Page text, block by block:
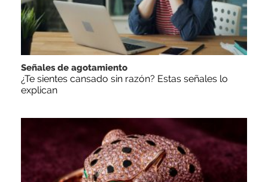
Señales de agotamiento
¿Te sientes cansado sin razón? Estas señales lo
explican